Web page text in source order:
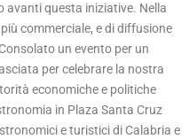
avanti questa iniziative. Nella
commerciale, e di diffusione
un evento per un
per celebrare la nostra
economiche e politiche
in Plaza Santa Cruz
e turistici di Calabria e